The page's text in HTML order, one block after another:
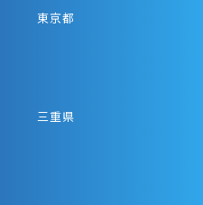
東京都
三重県